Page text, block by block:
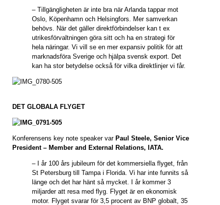
– Tillgängligheten är inte bra när Arlanda tappar mot
Oslo, Köpenhamn och Helsingfors. Mer samverkan
behövs. När det gäller direktförbindelser kan t ex
utrikesförvaltningen göra sitt och ha en strategi för
hela näringar. Vi vill se en mer expansiv politik för att
marknadsföra Sverige och hjälpa svensk export. Det
kan ha stor betydelse också för vilka direktlinjer vi får.
DET GLOBALA FLYGET
Konferensens key note speaker var Paul Steele, Senior Vice
President – Member and External Relations, IATA.
– I år 100 års jubileum för det kommersiella flyget, från
St Petersburg till Tampa i Florida. Vi har inte funnits så
länge och det har hänt så mycket. I år kommer 3
miljarder att resa med flyg. Flyget är en ekonomisk
motor. Flyget svarar för 3,5 procent av BNP globalt, 35